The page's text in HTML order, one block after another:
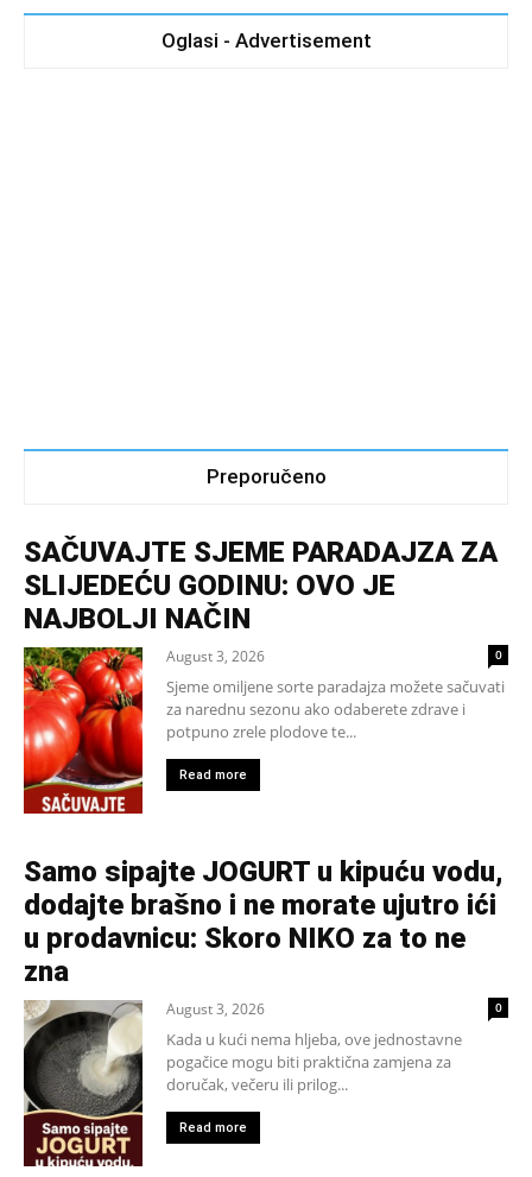
Oglasi - Advertisement
Preporučeno
SAČUVAJTE SJEME PARADAJZA ZA
SLIJEDEĆU GODINU: OVO JE
NAJBOLJI NAČIN
August 3, 2026 0
Sjeme omiljene sorte paradajza možete sačuvati
za narednu sezonu ako odaberete zdrave i
potpuno zrele plodove te...
Read more
Samo sipajte JOGURT u kipuću vodu,
dodajte brašno i ne morate ujutro ići
u prodavnicu: Skoro NIKO za to ne
zna
August 3, 2026 0
Kada u kući nema hljeba, ove jednostavne
pogačice mogu biti praktična zamjena za
doručak, večeru ili prilog...
Read more